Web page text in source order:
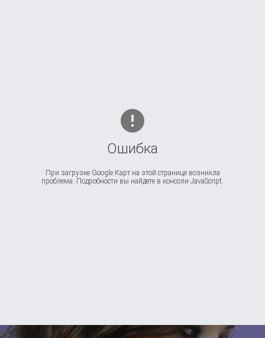
Ошибка
При загрузке Google Карт на этой странице возникла
проблема. Подробности вы найдете в консоли JavaScript.